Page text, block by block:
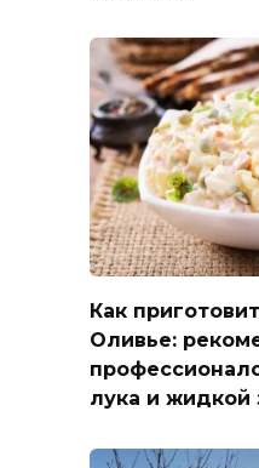
Как
Оливье:
лука и жидкой